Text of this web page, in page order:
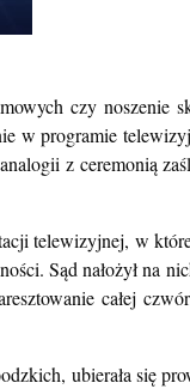
czy noszenie
w programie
z ceremonią
telewizyjnej, w
Sąd nałożył na
całej
ubierała się